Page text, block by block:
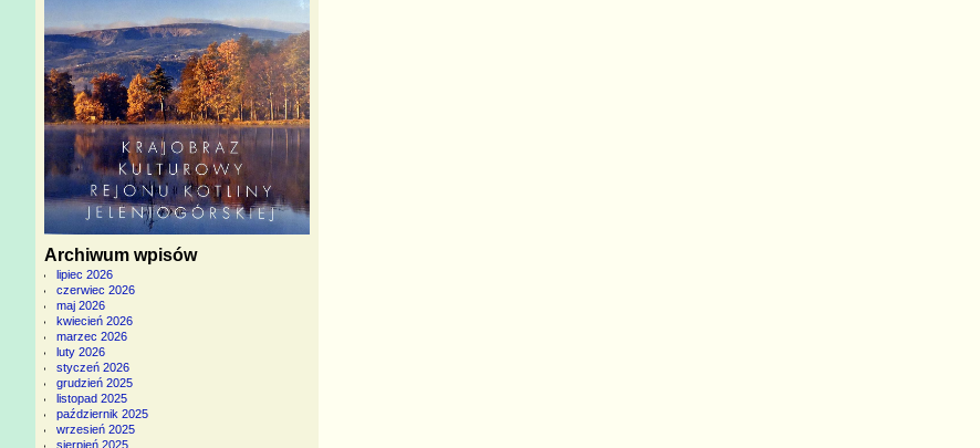
Archiwum wpisów
lipiec 2026
czerwiec 2026
maj 2026
kwiecień 2026
marzec 2026
luty 2026
styczeń 2026
grudzień 2025
listopad 2025
październik 2025
wrzesień 2025
sierpień 2025